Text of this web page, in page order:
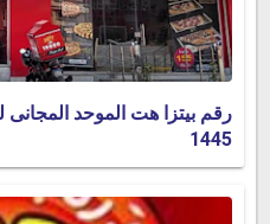
رقم بيتزا هت الموحد المجانى
1445